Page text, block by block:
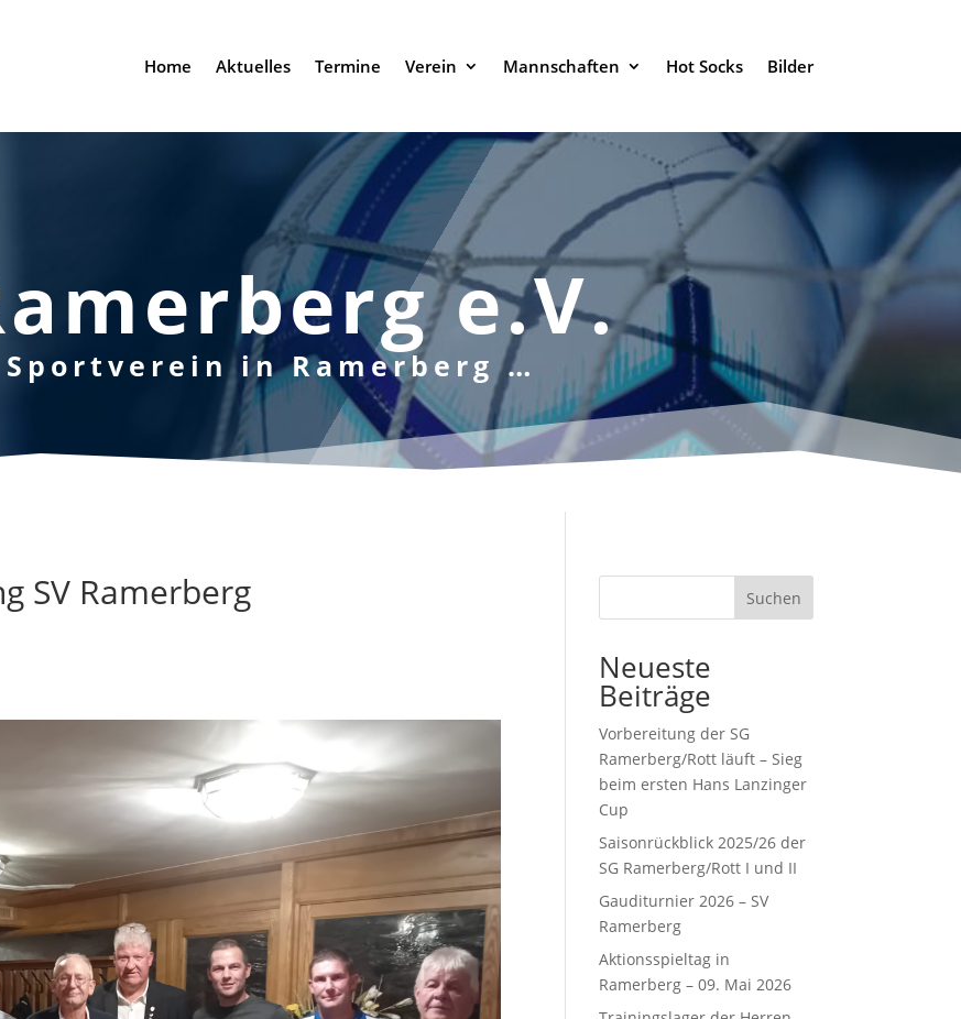
Home Aktuelles Termine Verein Mannschaften Hot Socks Bilder
e.V.
in Ramerberg …
SV Ramerberg Suchen
Neueste
Beiträge
Vorbereitung der SG
Ramerberg/Rott läuft – Sieg
beim ersten Hans Lanzinger
Cup
Saisonrückblick 2025/26 der
SG Ramerberg/Rott I und II
Gauditurnier 2026 – SV
Ramerberg
Aktionsspieltag in
Ramerberg – 09. Mai 2026